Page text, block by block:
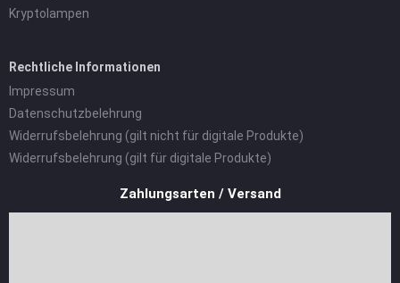
Kryptolampen
Rechtliche Informationen
Impressum
Datenschutzbelehrung
Widerrufsbelehrung (gilt nicht für digitale Produkte)
Widerrufsbelehrung (gilt für digitale Produkte)
Zahlungsarten / Versand